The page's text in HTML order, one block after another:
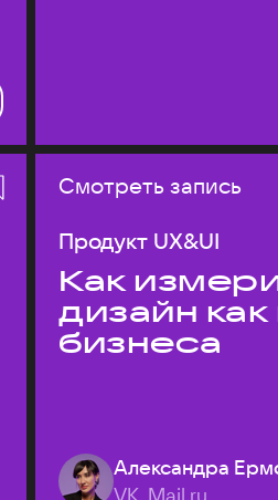
Смотреть запись
Продукт UX&UI
Как
дизайн
бизнеса
Александра